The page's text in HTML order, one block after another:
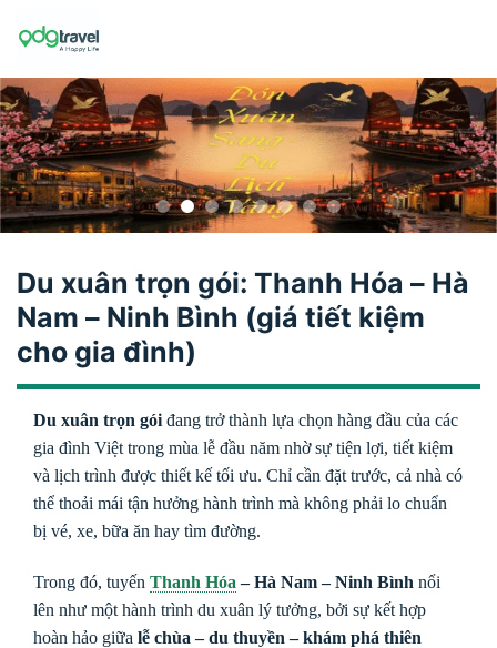
Du xuân trọn gói: Thanh Hóa – Hà
Nam – Ninh Bình (giá tiết kiệm
cho gia đình)
Du xuân trọn gói đang trở thành lựa chọn hàng đầu của các
gia đình Việt trong mùa lễ đầu năm nhờ sự tiện lợi, tiết kiệm
và lịch trình được thiết kế tối ưu. Chỉ cần đặt trước, cả nhà có
thể thoải mái tận hưởng hành trình mà không phải lo chuẩn
bị vé, xe, bữa ăn hay tìm đường.
Trong đó, tuyến Thanh Hóa – Hà Nam – Ninh Bình nổi
lên như một hành trình du xuân lý tưởng, bởi sự kết hợp
hoàn hảo giữa lễ chùa – du thuyền – khám phá thiên